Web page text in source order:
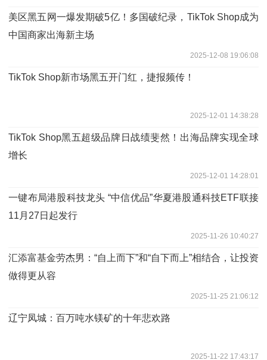
美区黑五网一爆发期破5亿！多国破纪录，TikTok Shop成为
中国商家出海新主场
2025-12-08 19:06:08
TikTok Shop新市场黑五开门红，捷报频传！
2025-12-01 14:38:28
TikTok Shop黑五超级品牌日战绩斐然！出海品牌实现全球
增长
2025-12-01 14:28:01
一键布局港股科技龙头 “中信优品”华夏港股通科技ETF联接
11月27日起发行
2025-11-26 10:40:27
汇添富基金劳杰男：“自上而下”和“自下而上”相结合，让投资
做得更从容
2025-11-25 21:06:12
辽宁凤城：百万吨水镁矿的十年悲欢路
2025-11-22 17:43:17